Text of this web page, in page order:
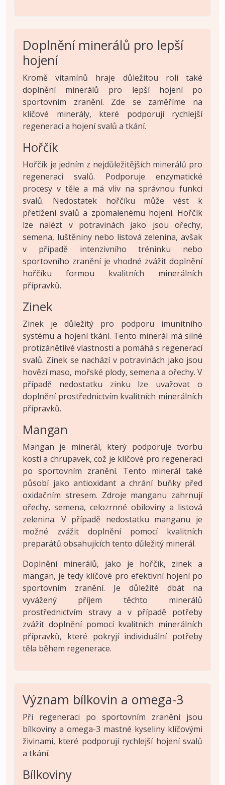
Doplnění minerálů pro lepší
hojení
Kromě vitamínů hraje důležitou roli také
doplnění minerálů pro lepší hojení po
sportovním zranění. Zde se zaměříme na
klíčové minerály, které podporují rychlejší
regeneraci a hojení svalů a tkání.
Hořčík
Hořčík je jedním z nejdůležitějších minerálů pro
regeneraci svalů. Podporuje enzymatické
procesy v těle a má vliv na správnou funkci
svalů. Nedostatek hořčíku může vést k
přetížení svalů a zpomalenému hojení. Hořčík
lze nalézt v potravinách jako jsou ořechy,
semena, luštěniny nebo listová zelenina, avšak
v případě intenzivního tréninku nebo
sportovního zranění je vhodné zvážit doplnění
hořčíku formou kvalitních minerálních
přípravků.
Zinek
Zinek je důležitý pro podporu imunitního
systému a hojení tkání. Tento minerál má silné
protizánětlivé vlastnosti a pomáhá s regenerací
svalů. Zinek se nachází v potravinách jako jsou
hovězí maso, mořské plody, semena a ořechy. V
případě nedostatku zinku lze uvažovat o
doplnění prostřednictvím kvalitních minerálních
přípravků.
Mangan
Mangan je minerál, který podporuje tvorbu
kostí a chrupavek, což je klíčové pro regeneraci
po sportovním zranění. Tento minerál také
působí jako antioxidant a chrání buňky před
oxidačním stresem. Zdroje manganu zahrnují
ořechy, semena, celozrnné obiloviny a listová
zelenina. V případě nedostatku manganu je
možné zvážit doplnění pomocí kvalitních
preparátů obsahujících tento důležitý minerál.
Doplnění minerálů, jako je hořčík, zinek a
mangan, je tedy klíčové pro efektivní hojení po
sportovním zranění. Je důležité dbát na
vyvážený příjem těchto minerálů
prostřednictvím stravy a v případě potřeby
zvážit doplnění pomocí kvalitních minerálních
přípravků, které pokryjí individuální potřeby
těla během regenerace.
Význam bílkovin a omega-3
Při regeneraci po sportovním zranění jsou
bílkoviny a omega-3 mastné kyseliny klíčovými
živinami, které podporují rychlejší hojení svalů
a tkání.
Bílkoviny